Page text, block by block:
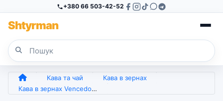
+380 66 503-42-52
Shtyrman
Кава та чай
Кава в зернах
Кава в зернах Vencedor Peru World Quality 100% арабіка 1кг 1000 грам (арт. 4277)